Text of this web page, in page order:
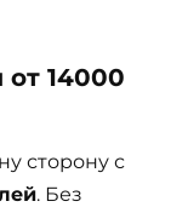
14000
сторону с
. Без